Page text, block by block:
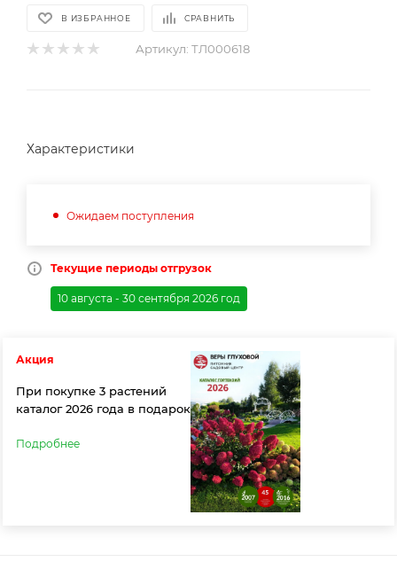
В ИЗБРАННОЕ СРАВНИТЬ
Артикул: ТЛ000618
Характеристики
Ожидаем поступления
Текущие периоды отгрузок
10 августа - 30 сентября 2026 год
Акция
При покупке 3 растений
каталог 2026 года в подарок
Подробнее